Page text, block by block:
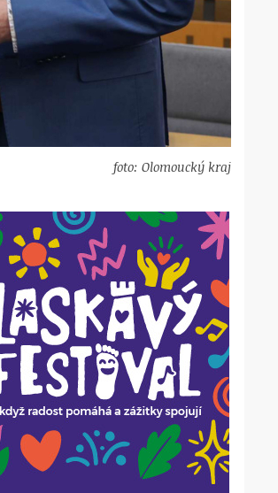
foto: Olomoucký kraj